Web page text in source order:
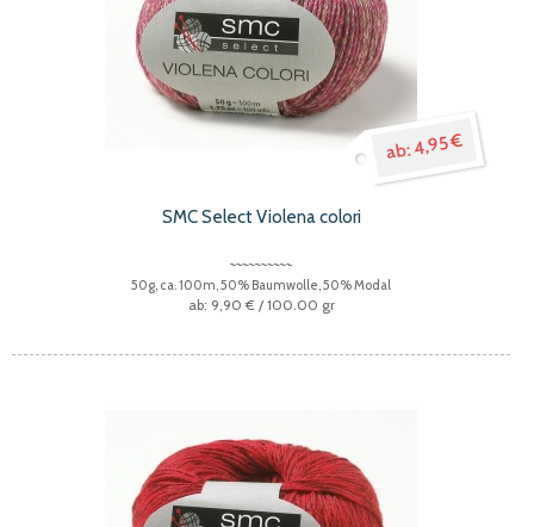
4,95 €
SMC Select Violena colori
50g, ca. 100m, 50% Baumwolle, 50% Modal
9,90 € / 100.00 gr